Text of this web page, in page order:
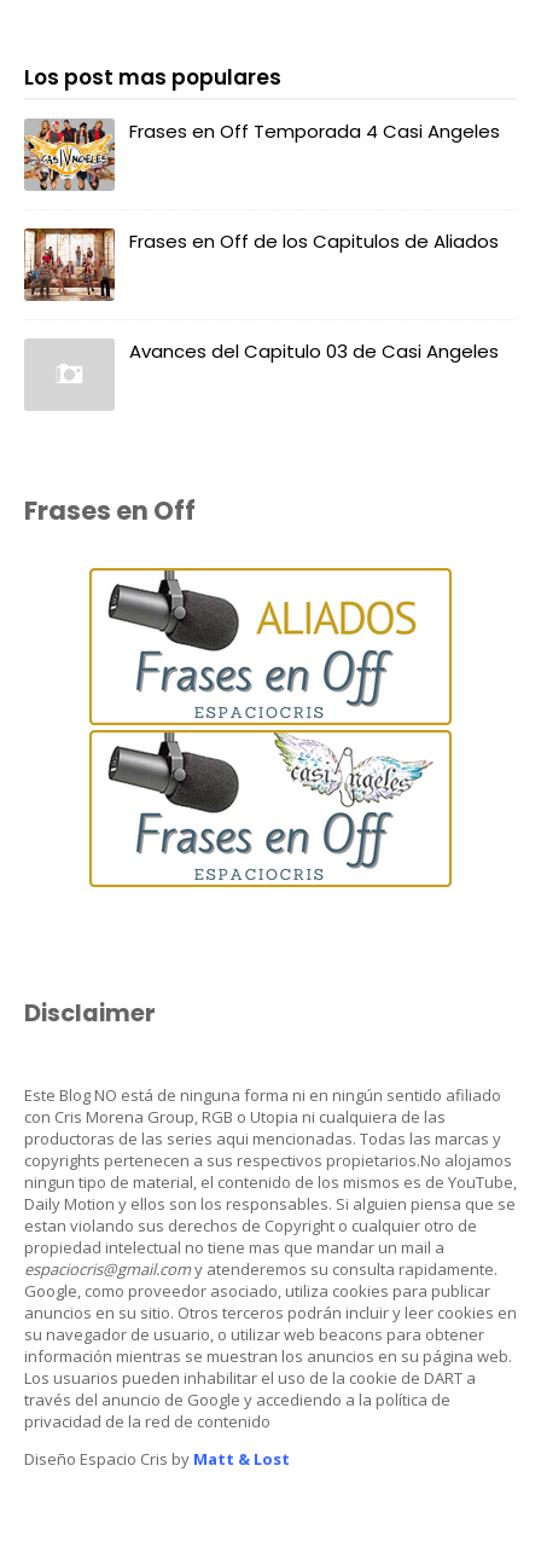
Los post mas populares
Frases en Off Temporada 4 Casi Angeles
Frases en Off de los Capitulos de Aliados
Avances del Capitulo 03 de Casi Angeles
Frases en Off
Disclaimer
Este Blog NO está de ninguna forma ni en ningún sentido afiliado
con Cris Morena Group, RGB o Utopia ni cualquiera de las
productoras de las series aqui mencionadas. Todas las marcas y
copyrights pertenecen a sus respectivos propietarios.No alojamos
ningun tipo de material, el contenido de los mismos es de YouTube,
Daily Motion y ellos son los responsables. Si alguien piensa que se
estan violando sus derechos de Copyright o cualquier otro de
propiedad intelectual no tiene mas que mandar un mail a
espaciocris@gmail.comy atenderemos su consulta rapidamente.
Google, como proveedor asociado, utiliza cookies para publicar
anuncios en su sitio. Otros terceros podrán incluir y leer cookies en
su navegador de usuario, o utilizar web beacons para obtener
información mientras se muestran los anuncios en su página web.
Los usuarios pueden inhabilitar el uso de la cookie de DART a
través del anuncio de Google y accediendo a la política de
privacidad de la red de contenido
Diseño Espacio Cris by Matt & Lost